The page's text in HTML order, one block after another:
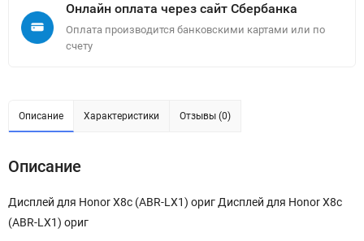
Онлайн оплата через сайт Сбербанка
Оплата производится банковскими картами или по
счету
Описание Характеристики Отзывы (0)
Описание
Дисплей для Honor X8c (ABR-LX1) ориг Дисплей для Honor X8c
(ABR-LX1) ориг